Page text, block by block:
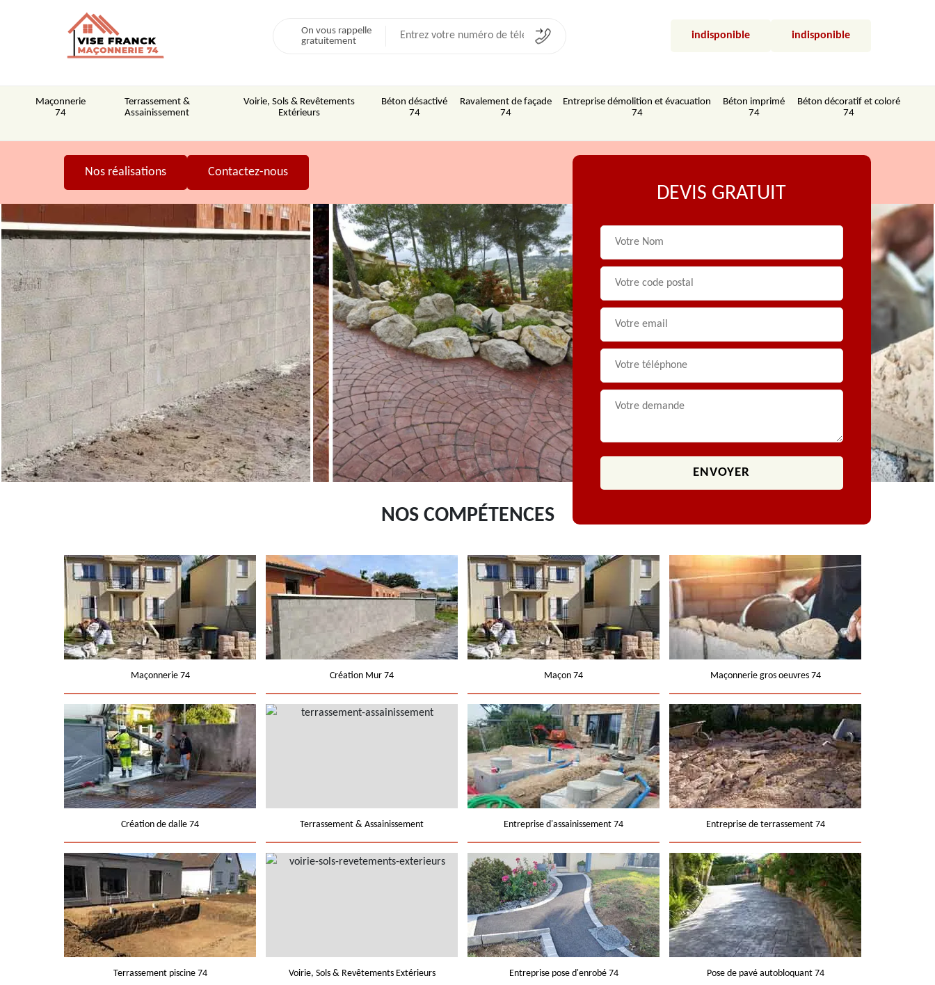
On vous rappelle
gratuitement
indisponible indisponible
Maçonnerie
74
Terrassement &
Assainissement
Voirie, Sols & Revêtements
Extérieurs
Béton désactivé
74
Ravalement de façade
74
Entreprise démolition et évacuation
74
Béton imprimé
74
Béton décoratif et coloré
74
Nos réalisations Contactez-nous
DEVIS GRATUIT
NOS COMPÉTENCES
Maçonnerie 74 Création Mur 74 Maçon 74 Maçonnerie gros oeuvres 74
Création de dalle 74 Terrassement & Assainissement Entreprise d'assainissement 74 Entreprise de terrassement 74
Terrassement piscine 74 Voirie, Sols & Revêtements Extérieurs Entreprise pose d'enrobé 74 Pose de pavé autobloquant 74